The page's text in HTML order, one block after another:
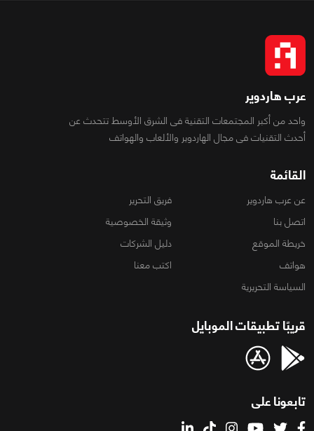
عرب هاردوير
واحد من أكبر المجتمعات التقنية فى الشرق الأوسط تتحدث عن
أحدث التقنيات فى مجال الهاردوير والألعاب والهواتف
القائمة
عن عرب هاردوير
فريق التحرير
اتصل بنا
وثيقة الخصوصية
خريطة الموقع
دليل الشركات
هواتف
اكتب معنا
السياسة التحريرية
قريبًا تطبيقات الموبايل
تابعونا على